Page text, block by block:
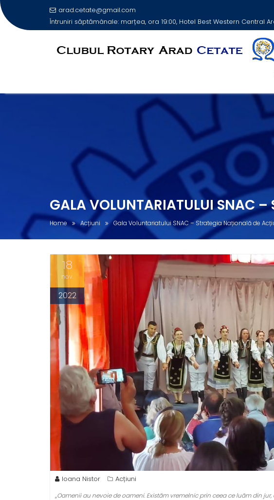
arad.cetate@gmail.com
Întruniri săptămânale: marțea, ora 19:00, Hotel Best Western Central
GALA VOLUNTARIATULUI SNAC
Home Acțiuni Gala Voluntariatului SNAC – Strategia Națională de
18
nov.
2022
Ioana Nistor Acțiuni
,,Oamenii au nevoie de oameni. Existăm vremelnic prin ceea ce luăm din